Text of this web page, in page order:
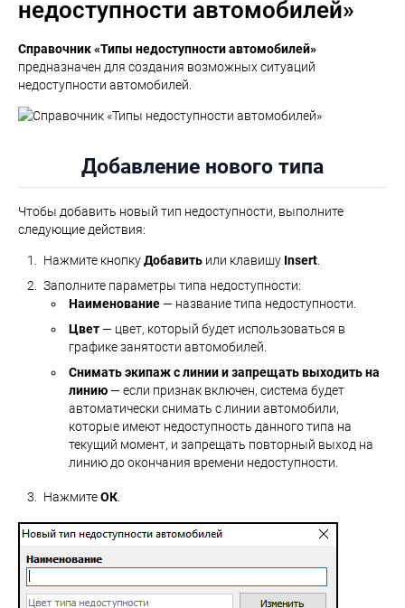
недоступности автомобилей»
Справочник «Типы недоступности автомобилей»
предназначен для создания возможных ситуаций
недоступности автомобилей.
Добавление нового типа
Чтобы добавить новый тип недоступности, выполните
следующие действия:
Нажмите кнопкуДобавить или клавишу Insert
Заполните параметры типа недоступности:
Наименование— название типа недоступности.
Цвет— цвет, который будет использоваться в
графике занятости автомобилей.
Снимать экипаж с линии и запрещать выходить на
линию— если признак включен, система будет
автоматически снимать с линии автомобили,
которые имеют недоступность данного типа на
текущий момент, и запрещать повторный выход на
линию до окончания времени недоступности.
НажмитеОК